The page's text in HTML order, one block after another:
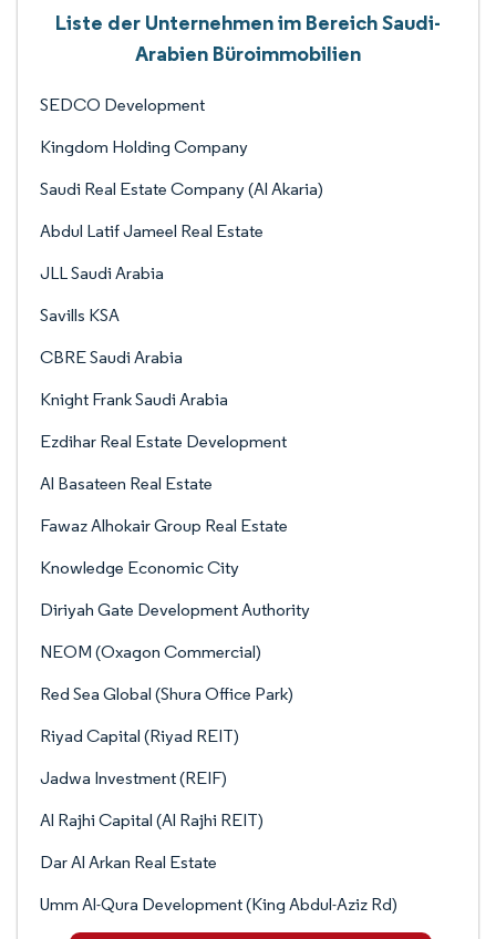
Liste der Unternehmen im Bereich Saudi-
Arabien Büroimmobilien
SEDCO Development
Kingdom Holding Company
Saudi Real Estate Company (Al Akaria)
Abdul Latif Jameel Real Estate
JLL Saudi Arabia
Savills KSA
CBRE Saudi Arabia
Knight Frank Saudi Arabia
Ezdihar Real Estate Development
Al Basateen Real Estate
Fawaz Alhokair Group Real Estate
Knowledge Economic City
Diriyah Gate Development Authority
NEOM (Oxagon Commercial)
Red Sea Global (Shura Office Park)
Riyad Capital (Riyad REIT)
Jadwa Investment (REIF)
Al Rajhi Capital (Al Rajhi REIT)
Dar Al Arkan Real Estate
Umm Al-Qura Development (King Abdul-Aziz Rd)